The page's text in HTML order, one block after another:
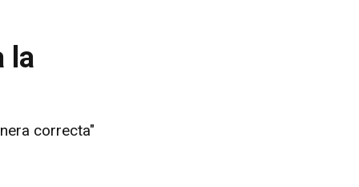
la
correcta"